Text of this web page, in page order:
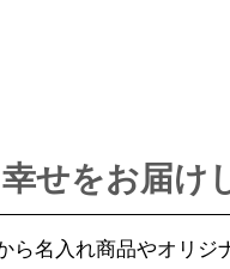
せをお届け
ら名入れ商品やオリ